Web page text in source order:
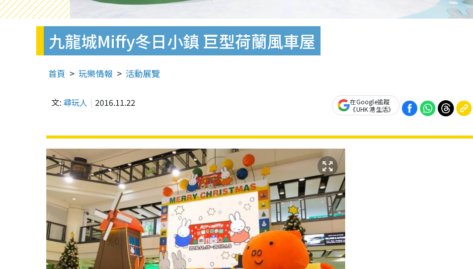
九龍城Miffy冬日小鎮 巨型荷蘭風車屋
首頁 玩樂情報 活動展覽
文: 尋玩人 2016.11.22
在Google追蹤
《UHK 港生活》